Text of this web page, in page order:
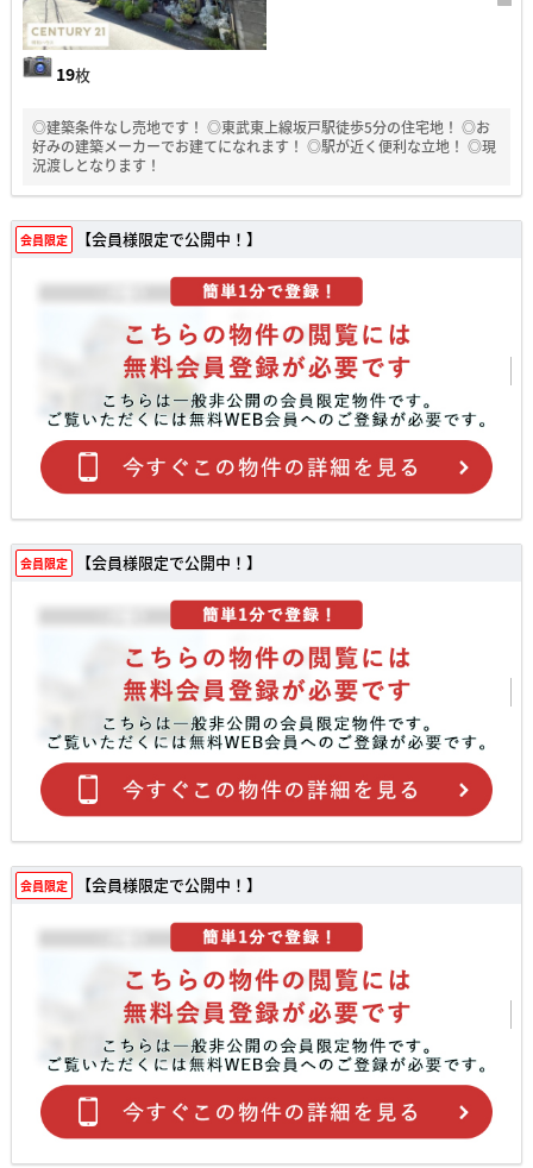
19枚
◎建築条件なし売地です！ ◎東武東上線坂戸駅徒歩5分の住宅地！ ◎お
好みの建築メーカーでお建てになれます！ ◎駅が近く便利な立地！ ◎現
況渡しとなります！
会員限定 【会員様限定で公開中！】
会員限定 【会員様限定で公開中！】
会員限定 【会員様限定で公開中！】